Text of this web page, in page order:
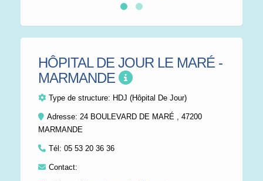
HÔPITAL DE JOUR LE MARÉ -
MARMANDE
Type de structure: HDJ (Hôpital De Jour)
Adresse: 24 BOULEVARD DE MARÉ , 47200
MARMANDE
Tél: 05 53 20 36 36
Contact: